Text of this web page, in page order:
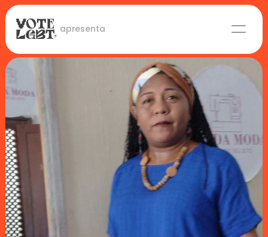
apresenta
Candidaturas
Lideranças eleitas
Sobre